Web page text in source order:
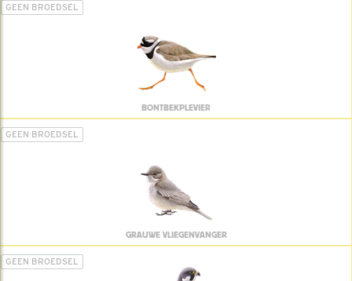
GEEN BROEDSEL
BONTBEKPLEVIER
GEEN BROEDSEL
GRAUWE VLIEGENVANGER
GEEN BROEDSEL